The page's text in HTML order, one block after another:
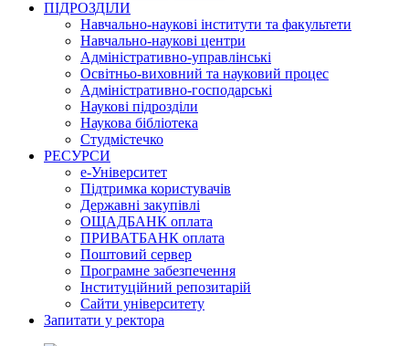
ПІДРОЗДІЛИ
Навчально-наукові інститути та факультети
Навчально-наукові центри
Адміністративно-управлінські
Освітньо-виховний та науковий процес
Адміністративно-господарські
Наукові підрозділи
Наукова бібліотека
Студмістечко
РЕСУРСИ
е-Університет
Підтримка користувачів
Державні закупівлі
ОЩАДБАНК оплата
ПРИВАТБАНК оплата
Поштовий сервер
Програмне забезпечення
Інституційний репозитарій
Сайти університету
Запитати у ректора